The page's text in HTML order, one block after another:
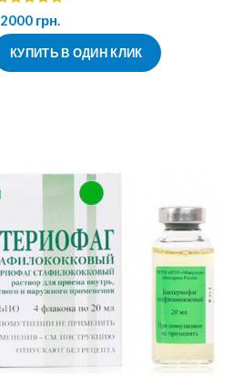
2000 грн.
КУПИТЬ В ОДИН КЛИК